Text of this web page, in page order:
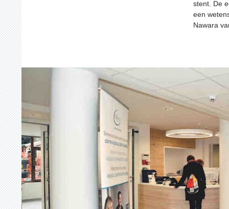
stent. De
een
Nawara